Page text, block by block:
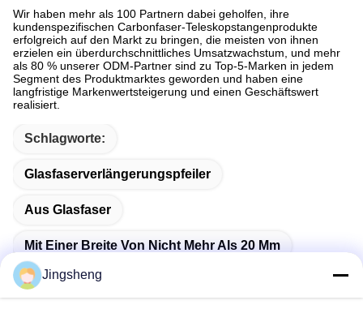
Wir haben mehr als 100 Partnern dabei geholfen, ihre
kundenspezifischen Carbonfaser-Teleskopstangenprodukte
erfolgreich auf den Markt zu bringen, die meisten von ihnen
erzielen ein überdurchschnittliches Umsatzwachstum, und mehr
als 80 % unserer ODM-Partner sind zu Top-5-Marken in jedem
Segment des Produktmarktes geworden und haben eine
langfristige Markenwertsteigerung und einen Geschäftswert
realisiert.
Schlagworte:
Glasfaserverlängerungspfeiler
Aus Glasfaser
Mit Einer Breite Von Nicht Mehr Als 20 Mm
Jingsheng